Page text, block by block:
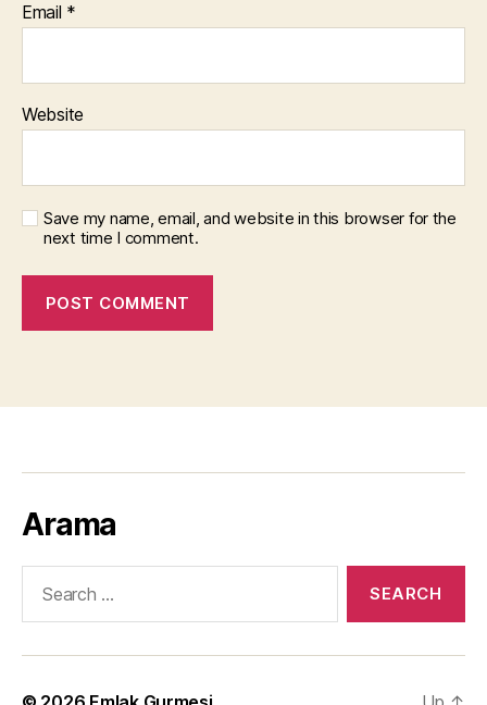
Email *
Website
Save my name, email, and website in this browser for the
next time I comment.
Arama